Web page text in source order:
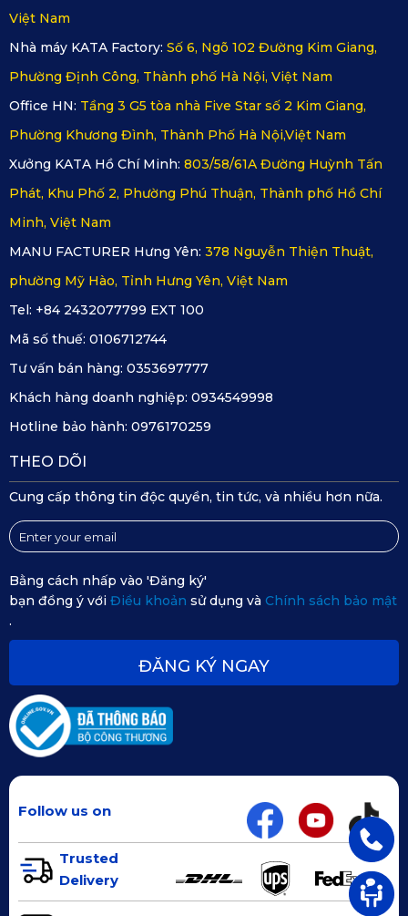
Việt Nam
Nhà máy KATA Factory: Số 6, Ngõ 102 Đường Kim Giang,
Phường Định Công, Thành phố Hà Nội, Việt Nam
Office HN: Tầng 3 G5 tòa nhà Five Star số 2 Kim Giang,
Phường Khương Đình, Thành Phố Hà Nội,Việt Nam
Xưởng KATA Hồ Chí Minh: 803/58/61A Đường Huỳnh Tấn
Phát, Khu Phố 2, Phường Phú Thuận, Thành phố Hồ Chí
Minh, Việt Nam
MANU FACTURER Hưng Yên: 378 Nguyễn Thiện Thuật,
phường Mỹ Hào, Tỉnh Hưng Yên, Việt Nam
Tel: +84 2432077799 EXT 100
Mã số thuế: 0106712744
Tư vấn bán hàng: 0353697777
Khách hàng doanh nghiệp: 0934549998
Hotline bảo hành: 0976170259
THEO DÕI
Cung cấp thông tin độc quyền, tin tức, và nhiều hơn nữa.
Bằng cách nhấp vào 'Đăng ký'
bạn đồng ý với Điều khoản sử dụng và Chính sách bảo mật
.
ĐĂNG KÝ NGAY
Follow us on
Trusted
Delivery